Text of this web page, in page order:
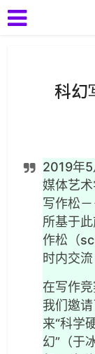
科幻
2019年
媒体艺
写作松
所基于
作松（
时内交
在写作
我们邀
来“科学
幻”（于